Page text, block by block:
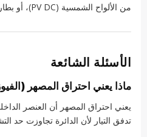
من الألواح الشمسية (PV DC)، أو بطاريات، أو آلات.
الأسئلة الشائعة
ماذا يعني احتراق المصهر
يعني احتراق المصهر أن العنصر
تدفق التيار لأن الدائرة تجاوزت حد